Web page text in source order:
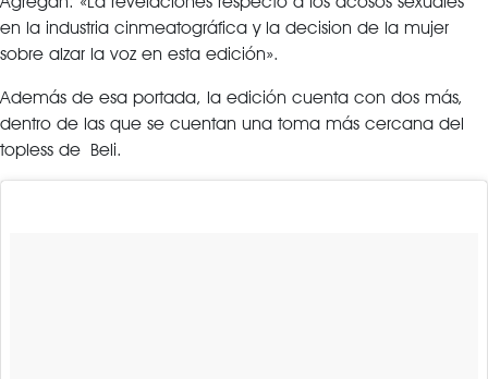
en la industria cinmeatográfica y la decision de la mujer
sobre alzar la voz en esta edición».
Además de esa portada, la edición cuenta con dos más,
dentro de las que se cuentan una toma más cercana del
topless de Beli.